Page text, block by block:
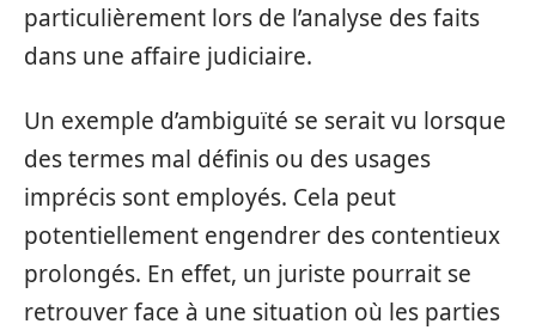
particulièrement lors de l’analyse des faits
dans une affaire judiciaire.
Un exemple d’ambiguïté se serait vu lorsque
des termes mal définis ou des usages
imprécis sont employés. Cela peut
potentiellement engendrer des contentieux
prolongés. En effet, un juriste pourrait se
retrouver face à une situation où les parties